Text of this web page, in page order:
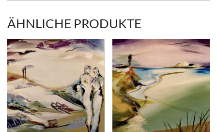
ÄHNLICHE PRODUKTE